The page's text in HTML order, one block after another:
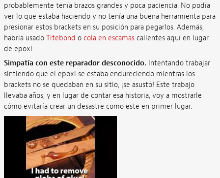
probablemente tenía brazos grandes y poca paciencia. No podía
ver lo que estaba haciendo y no tenía una buena herramienta para
presionar estos brackets en su posición para pegarlos. Además,
habría usado Titebond o cola en escamascalientes aquí en lugar
de epoxi.
Simpatía con este reparador desconocido. Intentando trabajar
sintiendo que el epoxi se estaba endureciendo mientras los
brackets no se quedaban en su sitio, ¡se asustó! Este trabajo
llevaba años, y en lugar de contar esa historia, voy a mostrarle
cómo evitaría crear un desastre como este en primer lugar.